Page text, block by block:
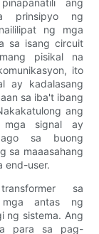
prinsipyo ng
ng mga
sa isang circuit
pisikal na
ito
ay kadalasang
sa iba't ibang
ang
signal ay
sa buong
sa maaasahang
end-user.
sa
mga antas ng
ng sistema. Ang
para sa pag-